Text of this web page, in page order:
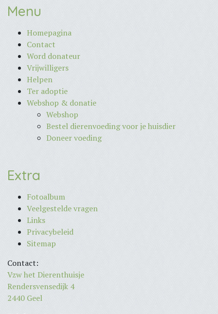
Menu
Homepagina
Contact
Word donateur
Vrijwilligers
Helpen
Ter adoptie
Webshop & donatie
Webshop
Bestel dierenvoeding voor je huisdier
Doneer voeding
Extra
Fotoalbum
Veelgestelde vragen
Links
Privacybeleid
Sitemap
Contact:
Vzw het Dierenthuisje
Rendersvensedijk 4
2440 Geel